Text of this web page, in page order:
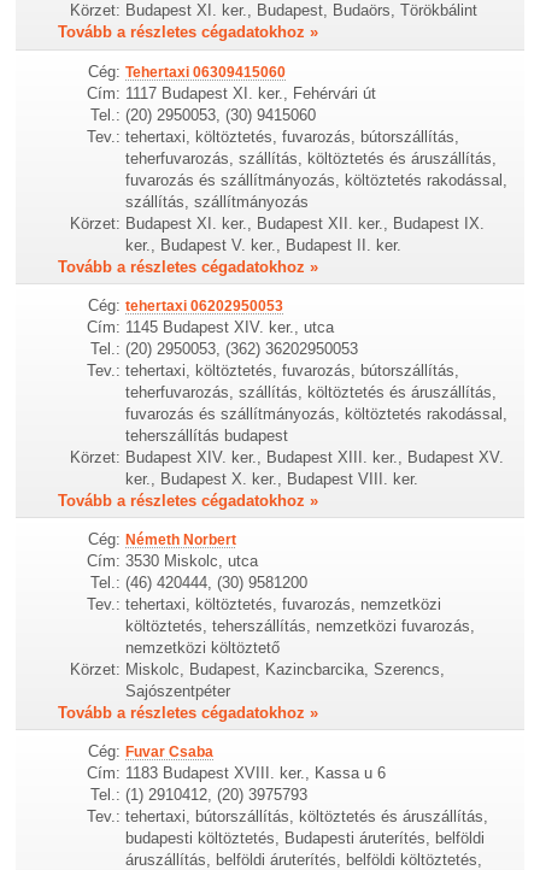
Körzet: Budapest XI. ker., Budapest, Budaörs, Törökbálint
Tovább a részletes cégadatokhoz »
Cég: Tehertaxi 06309415060
Cím: 1117 Budapest XI. ker., Fehérvári út
Tel.: (20) 2950053, (30) 9415060
Tev.: tehertaxi, költöztetés, fuvarozás, bútorszállítás,
teherfuvarozás, szállítás, költöztetés és áruszállítás,
fuvarozás és szállítmányozás, költöztetés rakodással,
szállítás, szállítmányozás
Körzet: Budapest XI. ker., Budapest XII. ker., Budapest IX.
ker., Budapest V. ker., Budapest II. ker.
Tovább a részletes cégadatokhoz »
Cég: tehertaxi 06202950053
Cím: 1145 Budapest XIV. ker., utca
Tel.: (20) 2950053, (362) 36202950053
Tev.: tehertaxi, költöztetés, fuvarozás, bútorszállítás,
teherfuvarozás, szállítás, költöztetés és áruszállítás,
fuvarozás és szállítmányozás, költöztetés rakodással,
teherszállítás budapest
Körzet: Budapest XIV. ker., Budapest XIII. ker., Budapest XV.
ker., Budapest X. ker., Budapest VIII. ker.
Tovább a részletes cégadatokhoz »
Cég: Németh Norbert
Cím: 3530 Miskolc, utca
Tel.: (46) 420444, (30) 9581200
Tev.: tehertaxi, költöztetés, fuvarozás, nemzetközi
költöztetés, teherszállítás, nemzetközi fuvarozás,
nemzetközi költöztető
Körzet: Miskolc, Budapest, Kazincbarcika, Szerencs,
Sajószentpéter
Tovább a részletes cégadatokhoz »
Cég: Fuvar Csaba
Cím: 1183 Budapest XVIII. ker., Kassa u 6
Tel.: (1) 2910412, (20) 3975793
Tev.: tehertaxi, bútorszállítás, költöztetés és áruszállítás,
budapesti költöztetés, Budapesti áruterítés, belföldi
áruszállítás, belföldi áruterítés, belföldi költöztetés,